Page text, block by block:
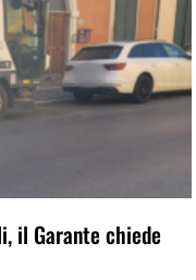
il Garante chiede